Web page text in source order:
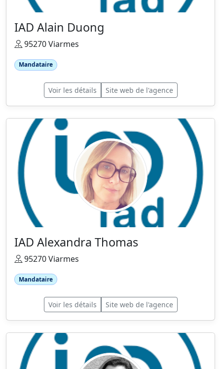
IAD Alain Duong
95270 Viarmes
Mandataire
Voir les détails Site web de l'agence
IAD Alexandra Thomas
95270 Viarmes
Mandataire
Voir les détails Site web de l'agence